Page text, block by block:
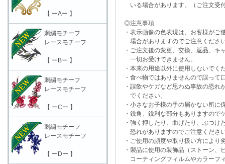
いる場合があります。（ご注文受
◎注意事項
・表示画像の色表現は、お客様がご
場合がありますのでご注意くださ
・ご注文後の変更、交換、返品、キ
一切お受けできません。
・本来の用途以外に使用しないでく
・食べ物ではありませんので誤って
・誤飲やケガなど思わぬ事故の恐れ
でください。
・小さなお子様の手の届かない所に
・鋭角、鋭利な部分もありますので
・強く押したり、曲げたり、ぶつけ
恐れがありますのでご注意くださ
・ご使用の頻度や取り扱い方により
・製品に使用の装飾品（ストーン、
コーティングフィルムやカラーフ
【 ーAー 】
刺繍モチーフ
レースモチーフ
【 ーBー 】
刺繍モチーフ
レースモチーフ
【 ーCー 】
刺繍モチーフ
レースモチーフ
【 ーDー 】